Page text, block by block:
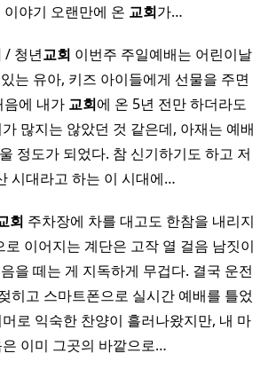
이야기 오랜만에 온 교회가…
/ 청년교회 이번주 주일예배는 어린이날
는 유아, 키즈 아이들에게 선물을 주면
음에 내가 교회에 온 5년 전만 하더라도
많지는 않았던 것 같은데, 아재는 예배
정도가 되었다. 참 신기하기도 하고 저
시대라고 하는 이 시대에…
회 주차장에 차를 대고도 한참을 내리지
로 이어지는 계단은 고작 열 걸음 남짓이
을 떼는 게 지독하게 무겁다. 결국 운전
히고 스마트폰으로 실시간 예배를 틀었
로 익숙한 찬양이 흘러나왔지만, 내 마
은 이미 그곳의 바깥으로…